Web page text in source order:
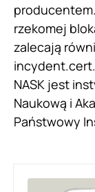
rzekomej
zalecają
NASK jest
Naukową i
Państwowy